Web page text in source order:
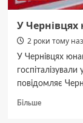
У
2 роки тому
У Чернівцях
повідомляє
БільшеДокладніше